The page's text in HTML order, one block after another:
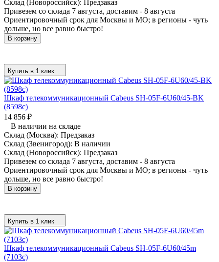
Склад (Новороссийск): Предзаказ
Привезем со склада 7 августа, доставим - 8 августа
Ориентировочный срок для Москвы и МО; в регионы - чуть
дольше, но все равно быстро!
В корзину
Купить в 1 клик
Шкаф телекоммуникационный Cabeus SH-05F-6U60/45-BK
(8598c)
14 856 ₽
В наличии на складе
Склад (Москва): Предзаказ
Склад (Звенигород): В наличии
Склад (Новороссийск): Предзаказ
Привезем со склада 7 августа, доставим - 8 августа
Ориентировочный срок для Москвы и МО; в регионы - чуть
дольше, но все равно быстро!
В корзину
Купить в 1 клик
Шкаф телекоммуникационный Cabeus SH-05F-6U60/45m
(7103c)